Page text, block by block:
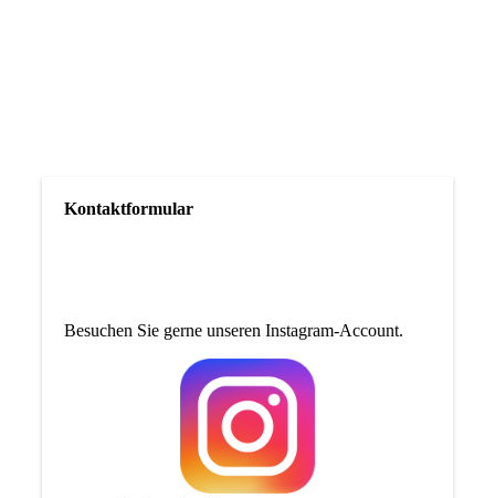
Kontaktformular
Besuchen Sie gerne unseren Instagram-Account.